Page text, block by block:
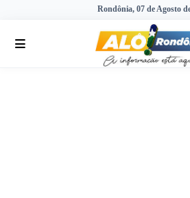
Rondônia, 07 de Agosto